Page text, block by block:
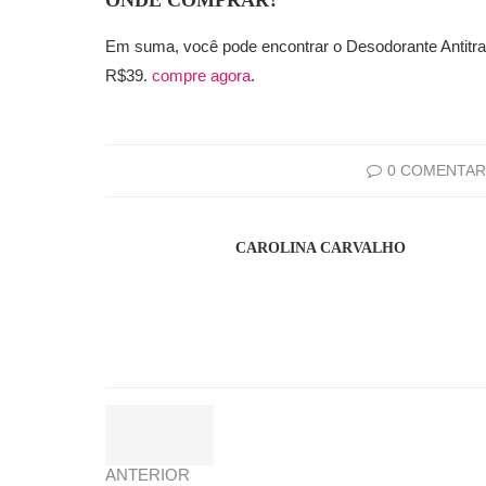
Em suma, você pode encontrar o Desodorante
R$39. compre agora.
0
CAROLINA CARVALHO
ANTERIOR